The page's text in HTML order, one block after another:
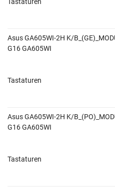
Tastaturen
Asus GA605WI-2H K/
G16 GA605WI
Tastaturen
Asus GA605WI-2H K/
G16 GA605WI
Tastaturen